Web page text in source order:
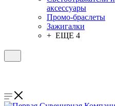
аксессуары
Промо-браслеты
Зажигалки
+ ЕЩЕ 4